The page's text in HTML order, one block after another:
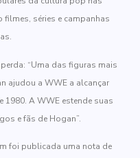
filmes, séries e campanhas
“Uma das figuras mais
ajudou a WWE a alcançar
1980. A WWE estende suas
e fãs de Hogan”.
foi publicada uma nota de